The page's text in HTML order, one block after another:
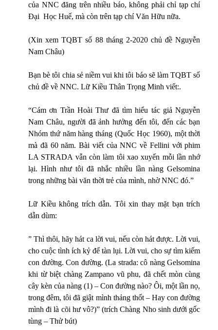
của NNC đăng trên nhiều báo, không phải chỉ tạp chí
Đại Học Huế, mà còn trên tạp chí Văn Hữu nữa.
(Xin xem TQBT số 88 tháng 2-2020 chủ đề Nguyễn
Nam Châu)
Bạn bè tôi chia sẻ niềm vui khi tôi báo sẽ làm TQBT số
chủ đề về NNC. Lữ Kiều Thân Trọng Minh viết:.
“Cám ơn Trần Hoài Thư đã tìm hiểu tác giả Nguyễn
Nam Châu, người đã ảnh hưởng đến tôi, đến các bạn
Nhóm thứ năm hàng tháng (Quốc Học 1960), một thời
mà đã 60 năm. Bài viết của NNC về Fellini với phim
LA STRADA vẫn còn làm tôi xao xuyến mỗi lần nhớ
lại. Hình như tôi đã nhắc nhiều lần nàng Gelsomina
trong những bài văn thời trẻ của mình, nhờ NNC đó.”
Lữ Kiều không trích dẫn. Tôi xin thay mặt bạn trích
dẫn dùm:
” Thì thôi, hãy hát ca lời vui, nếu còn hát được. Lời vui,
cho cuộc tình ích kỷ để tàn lụi. Lời vui, cho sự tìm kiếm
con đường. Con đường. (La strada: cô nàng Gelsomina
khi từ biệt chàng Zampano vũ phu, đã chết mòn cùng
cây kèn của nàng (1) – Con đường nào? Ôi, một lần nọ,
trong đêm, tôi đã giật mình thảng thốt – Hay con đường
mình đi là cõi hư vô?)” (trích Chàng Nho sinh dưới gốc
tùng – Thử bút)